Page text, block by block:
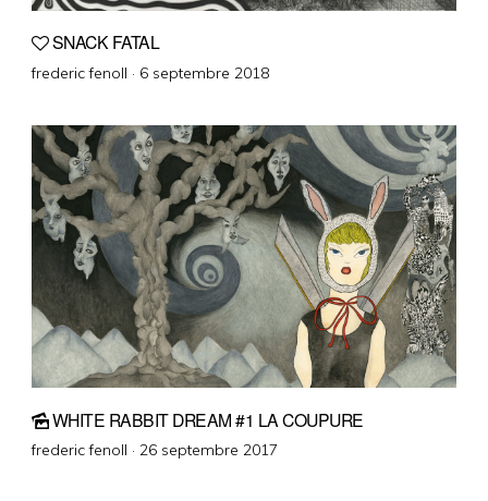
SNACK FATAL
frederic fenoll · Posted
6 septembre 2018
WHITE RABBIT DREAM #1 LA COUPURE
frederic fenoll · Posted
26 septembre 2017